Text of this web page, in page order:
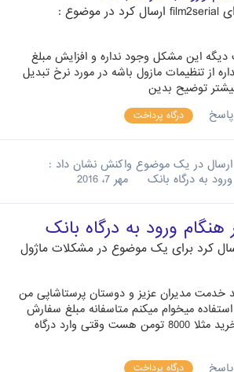
film2serial ارسال کرد در موضوع :
دیگه این مشکل وجود نداره و افزایش مبلغ
از تنظیمات مازول باشه در مورد نرخ تبدیل
توضیح بدین
درگاه پرداخت
در یک موضوع واکنش نشان داد :
به درگاه بانک
مهر 7، 2016
هنگام ورود به درگاه بانک
کرد برای یک موضوع در مشکلات ماژول
خدمت مدیران عزیز و دوستان پرستاشاپی من
استفاده میخوام میکنم متاسفانه مبلغ سفارش
در زمان پر کردن سبد خرید مثلا 8000 تومن هست وقتی وارد درگاه
درگاه پرداخت